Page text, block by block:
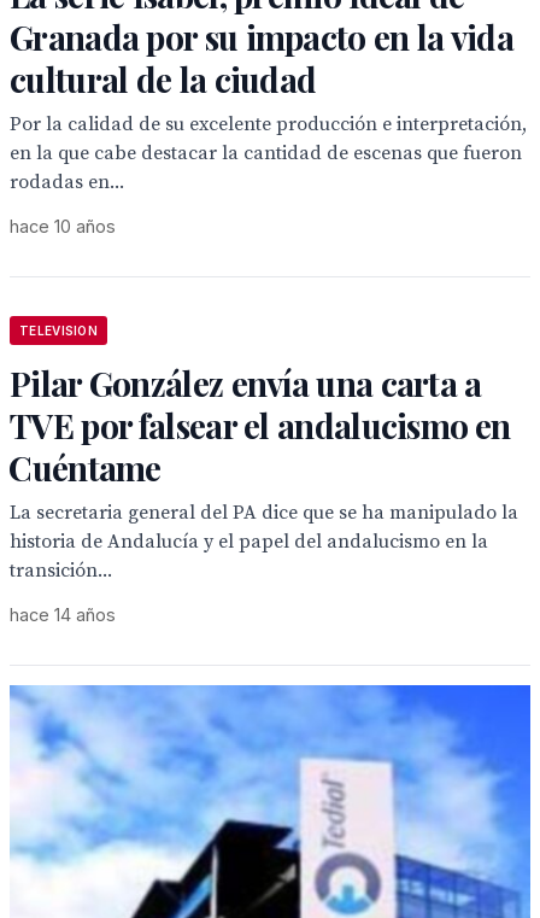
Granada por su impacto en la vida
cultural de la ciudad
Por la calidad de su excelente producción e interpretación,
en la que cabe destacar la cantidad de escenas que fueron
rodadas en...
hace 10 años
TELEVISION
Pilar González envía una carta a
TVE por falsear el andalucismo en
Cuéntame
La secretaria general del PA dice que se ha manipulado la
historia de Andalucía y el papel del andalucismo en la
transición...
hace 14 años